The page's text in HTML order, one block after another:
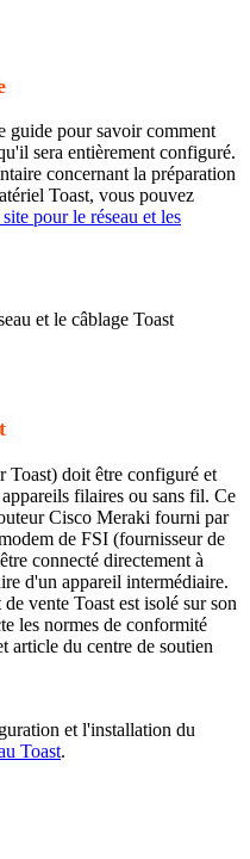
guide pour savoir comment
sera entièrement configuré.
concernant la préparation
Toast, vous pouvez
pour le réseau et les
Toast) doit être configuré et
filaires ou sans fil. Ce
Cisco Meraki fourni par
de FSI (fournisseur de
connecté directement à
d'un appareil intermédiaire.
vente Toast est isolé sur son
les normes de conformité
article du centre de soutien
et l'installation du
Toast.